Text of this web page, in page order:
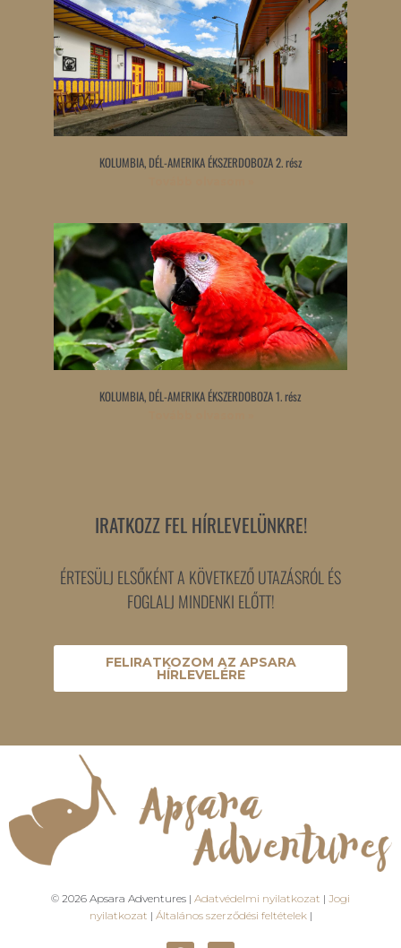
KOLUMBIA, DÉL-AMERIKA ÉKSZERDOBOZA 2. rész
KOLUMBIA, DÉL-AMERIKA ÉKSZERDOBOZA 1. rész
IRATKOZZ FEL HÍRLEVELÜNKRE!
ÉRTESÜLJ ELSŐKÉNT A KÖVETKEZŐ UTAZÁSRÓL ÉS
FOGLALJ MINDENKI ELŐTT!
FELIRATKOZOM AZ APSARA
HÍRLEVELÉRE
© 2026 Apsara Adventures | Adatvédelmi nyilatkozat | Jogi
nyilatkozat | Általános szerződési feltételek |